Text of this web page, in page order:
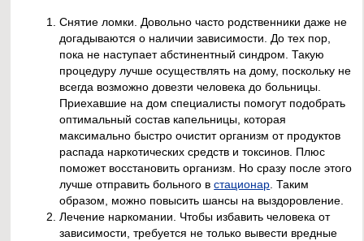
Снятие ломки. Довольно часто родственники даже не
догадываются о наличии зависимости. До тех пор,
пока не наступает абстинентный синдром. Такую
процедуру лучше осуществлять на дому, поскольку не
всегда возможно довезти человека до больницы.
Приехавшие на дом специалисты помогут подобрать
оптимальный состав капельницы, которая
максимально быстро очистит организм от продуктов
распада наркотических средств и токсинов. Плюс
поможет восстановить организм. Но сразу после этого
лучше отправить больного встационар . Таким
образом, можно повысить шансы на выздоровление.
Лечение наркомании. Чтобы избавить человека от
зависимости, требуется не только вывести вредные